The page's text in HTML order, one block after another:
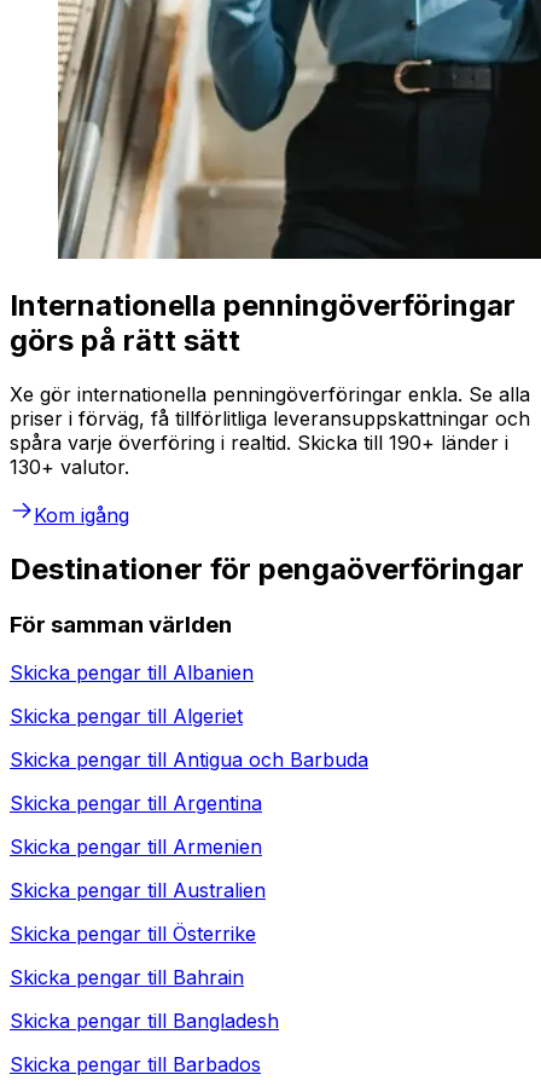
Internationella penningöverföringar
görs på rätt sätt
Xe gör internationella penningöverföringar enkla. Se alla
priser i förväg, få tillförlitliga leveransuppskattningar och
spåra varje överföring i realtid. Skicka till 190+ länder i
130+ valutor.
Kom igång
Destinationer för pengaöverföringar
För samman världen
Skicka pengar till Albanien
Skicka pengar till Algeriet
Skicka pengar till Antigua och Barbuda
Skicka pengar till Argentina
Skicka pengar till Armenien
Skicka pengar till Australien
Skicka pengar till Österrike
Skicka pengar till Bahrain
Skicka pengar till Bangladesh
Skicka pengar till Barbados